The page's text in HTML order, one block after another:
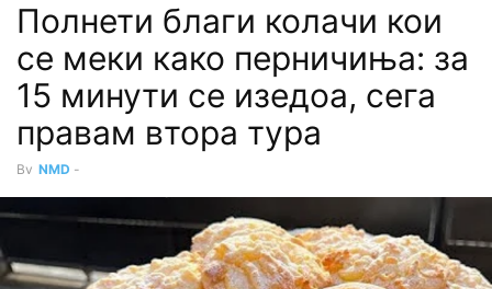
Полнети благи колачи кои
се меки како перничиња: за
15 минути се изедоа, сега
правам втора тура
By NMD -